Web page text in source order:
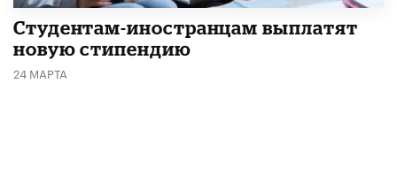
Студентам-иностранцам выплатят
новую стипендию
24 МАРТА